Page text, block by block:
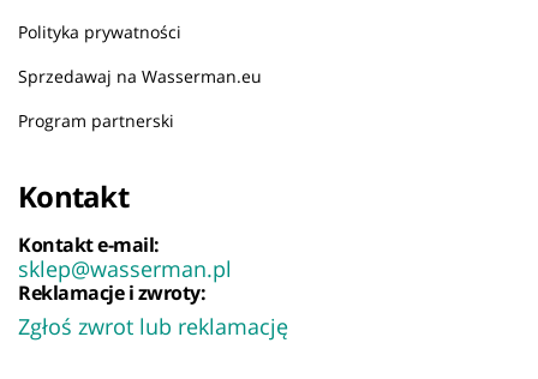
Polityka prywatności
Sprzedawaj na Wasserman.eu
Program partnerski
Kontakt
Kontakt e-mail:
sklep@wasserman.pl
Reklamacje i zwroty:
Zgłoś zwrot lub reklamację